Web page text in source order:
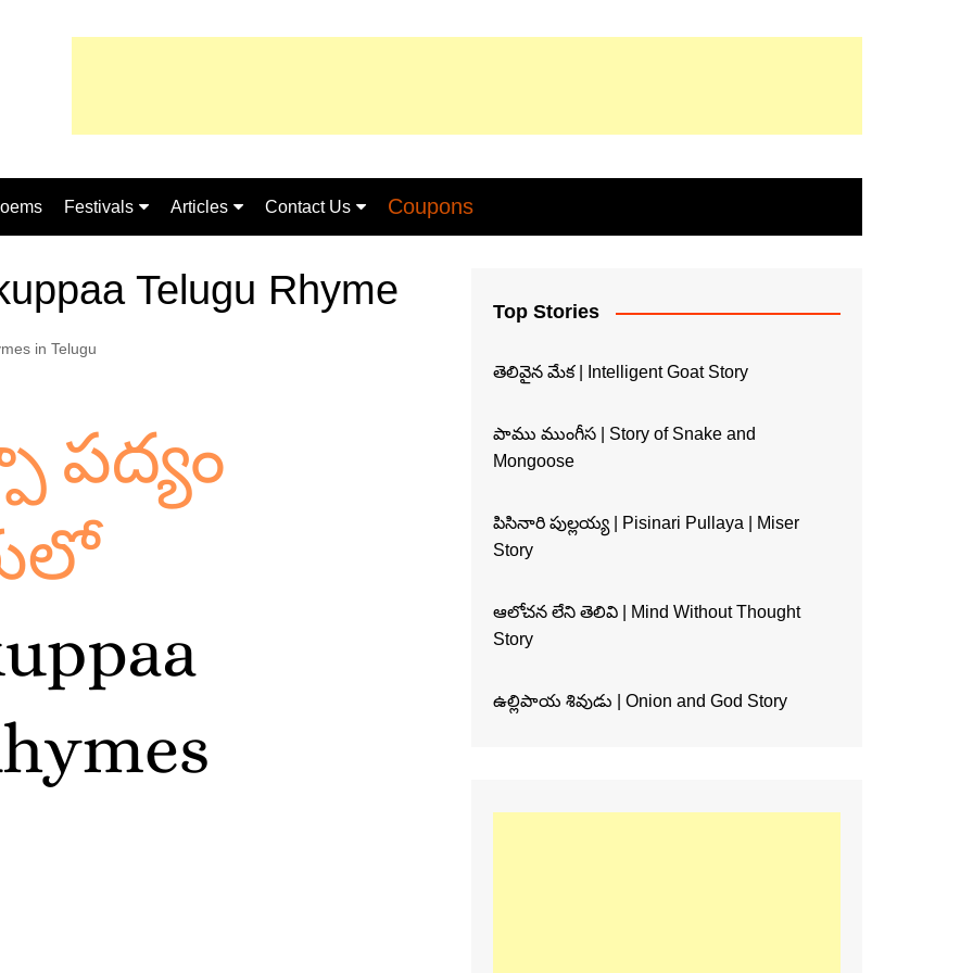
Festivals
Shivaratri
Articles
Essay
Contact Us
Privacy Policy
Coupons
Telugu Rhyme
in Telugu
Top Stories
తెలివైన మేక | Intelligent Goat Story
పాము ముంగీస | Story of Snake and
Mongoose
పిసినారి పుల్లయ్య | Pisinari Pullaya | Miser
Story
ఆలోచన లేని తెలివి | Mind Without Thought
Story
ఉల్లిపాయ శివుడు | Onion and God Story